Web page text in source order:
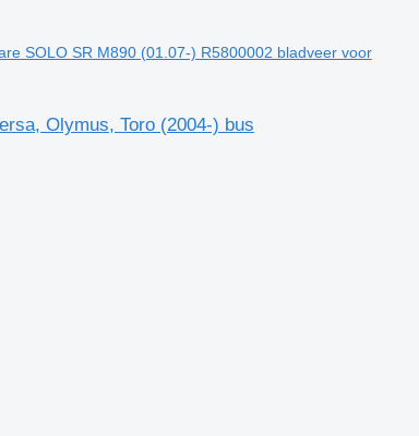
SOLO SR M890 (01.07-) R5800002 bladveer voor
Olymus, Toro (2004-) bus